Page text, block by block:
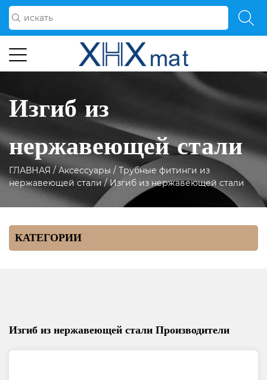
Изгиб из
нержавеющей стали
ГЛАВНАЯ /Аксессуары / Трубные фитинги из
нержавеющей стали/Изгиб из нержавеющей стали
КАТЕГОРИИ
Изгиб из нержавеющей стали Производители